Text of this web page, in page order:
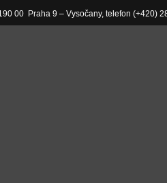
00 Praha 9 – Vysočany, telefon (+420)